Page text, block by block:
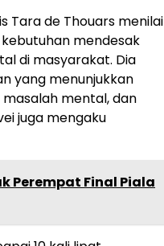
Tara de Thouars menilai
kebutuhan mendesak
di masyarakat. Dia
yang menunjukkan
masalah mental, dan
juga mengaku
Perempat Final Piala